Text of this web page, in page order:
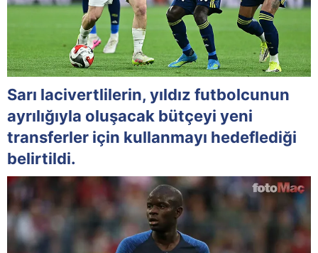
Sarı lacivertlilerin, yıldız futbolcunun
ayrılığıyla oluşacak bütçeyi yeni
transferler için kullanmayı hedeflediği
belirtildi.